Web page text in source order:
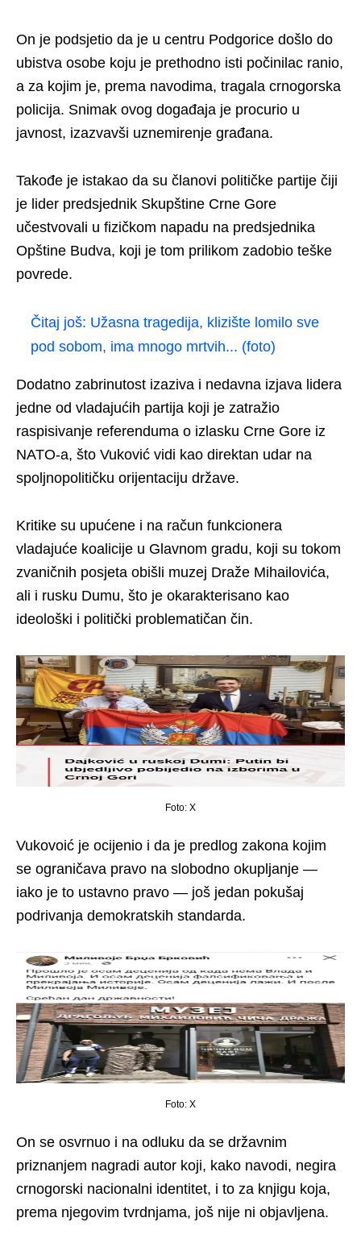
On je podsjetio da je u centru Podgorice došlo do
ubistva osobe koju je prethodno isti počinilac ranio,
a za kojim je, prema navodima, tragala crnogorska
policija. Snimak ovog događaja je procurio u
javnost, izazvavši uznemirenje građana.
Takođe je istakao da su članovi političke partije čiji
je lider predsjednik Skupštine Crne Gore
učestvovali u fizičkom napadu na predsjednika
Opštine Budva, koji je tom prilikom zadobio teške
povrede.
Čitaj još: Užasna tragedija, klizište lomilo sve
pod sobom, ima mnogo mrtvih... (foto)
Dodatno zabrinutost izaziva i nedavna izjava lidera
jedne od vladajućih partija koji je zatražio
raspisivanje referenduma o izlasku Crne Gore iz
NATO-a, što Vuković vidi kao direktan udar na
spoljnopolitičku orijentaciju države.
Kritike su upućene i na račun funkcionera
vladajuće koalicije u Glavnom gradu, koji su tokom
zvaničnih posjeta obišli muzej Draže Mihailovića,
ali i rusku Dumu, što je okarakterisano kao
ideološki i politički problematičan čin.
Foto: X
Vukovoić je ocijenio i da je predlog zakona kojim
se ograničava pravo na slobodno okupljanje —
iako je to ustavno pravo — još jedan pokušaj
podrivanja demokratskih standarda.
Foto: X
On se osvrnuo i na odluku da se državnim
priznanjem nagradi autor koji, kako navodi, negira
crnogorski nacionalni identitet, i to za knjigu koja,
prema njegovim tvrdnjama, još nije ni objavljena.